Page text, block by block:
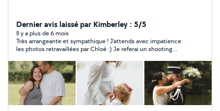
Dernier avis laissé par Kimberley : 5/5
Il y a plus de 6 mois
Très arrangeante et sympathique ! J'attends avec impatience
les photos retravaillées par Chloé :) Je referai un shooting